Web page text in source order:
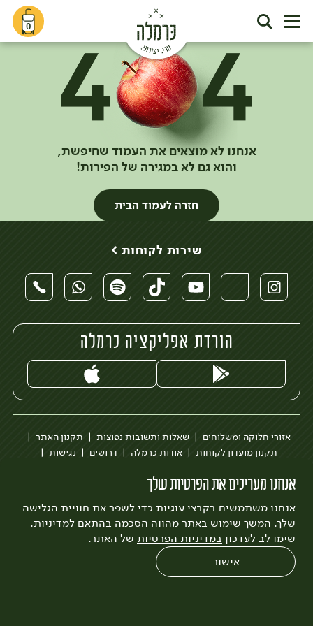
0
אנחנו לא מוצאים את העמוד שחיפשת,
והוא גם לא במגירה של הפירות!
חזרה לעמוד הבית
אנחנו מעריכים את הפרטיות שלך
אנחנו משתמשים בקבצי עוגיות כדי לשפר את חוויית הגלישה
שלך. המשך שימוש באתר מהווה הסכמה בהתאם למדיניות.
שימו לב לעדכון במדיניות הפרטיות של האתר.
אישור
שירות לקוחות >
הורדת אפליקציה כרמלה
אזורי חלוקה ומשלוחים שאלות ותשובות נפוצות
תקנון האתר
תקנון מועדון לקוחות
אודות כרמלה דרושים
נגישות
לצפייה בעדכון מדיניות פרטיות
עיצוב:3bears פיתוח:Quatro